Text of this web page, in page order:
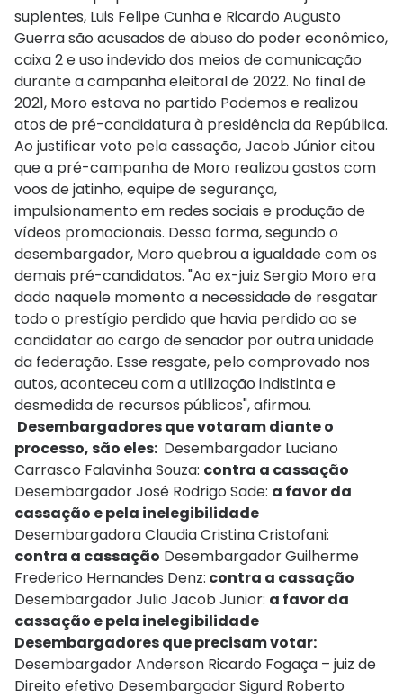
suplentes, Luis Felipe Cunha e Ricardo Augusto
Guerra são acusados de abuso do poder econômico,
caixa 2 e uso indevido dos meios de comunicação
durante a campanha eleitoral de 2022. No final de
2021, Moro estava no partido Podemos e realizou
atos de pré-candidatura à presidência da República.
Ao justificar voto pela cassação, Jacob Júnior citou
que a pré-campanha de Moro realizou gastos com
voos de jatinho, equipe de segurança,
impulsionamento em redes sociais e produção de
vídeos promocionais. Dessa forma, segundo o
desembargador, Moro quebrou a igualdade com os
demais pré-candidatos. "Ao ex-juiz Sergio Moro era
dado naquele momento a necessidade de resgatar
todo o prestígio perdido que havia perdido ao se
candidatar ao cargo de senador por outra unidade
da federação. Esse resgate, pelo comprovado nos
autos, aconteceu com a utilização indistinta e
desmedida de recursos públicos", afirmou.
Desembargadores que votaram diante o
processo, são eles: Desembargador Luciano
Carrasco Falavinha Souza: contra a cassação
Desembargador José Rodrigo Sade: a favorda
cassação e pela inelegibilidade
Desembargadora Claudia Cristina Cristofani:
contra a cassação Desembargador Guilherme
Frederico Hernandes Denz: contra a cassação
Desembargador Julio Jacob Junior: a favor da
cassação e pela inelegibilidade
Desembargadores que precisam votar:
Desembargador Anderson Ricardo Fogaça – juiz de
Direito efetivo Desembargador Sigurd Roberto